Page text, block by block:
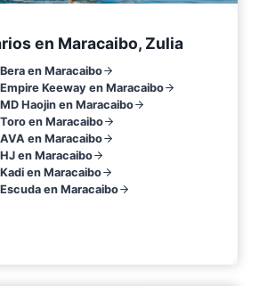
en Maracaibo, Zulia
en Maracaibo
Keeway en Maracaibo
Haojin en Maracaibo
en Maracaibo
en Maracaibo
en Maracaibo
en Maracaibo
en Maracaibo